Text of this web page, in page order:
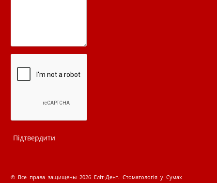
© Все права защищены 2026 Еліт-Дент. Стоматологія у Сумах